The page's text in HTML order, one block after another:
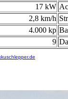
17 kW
2,8 km/h
4.000 kp
9